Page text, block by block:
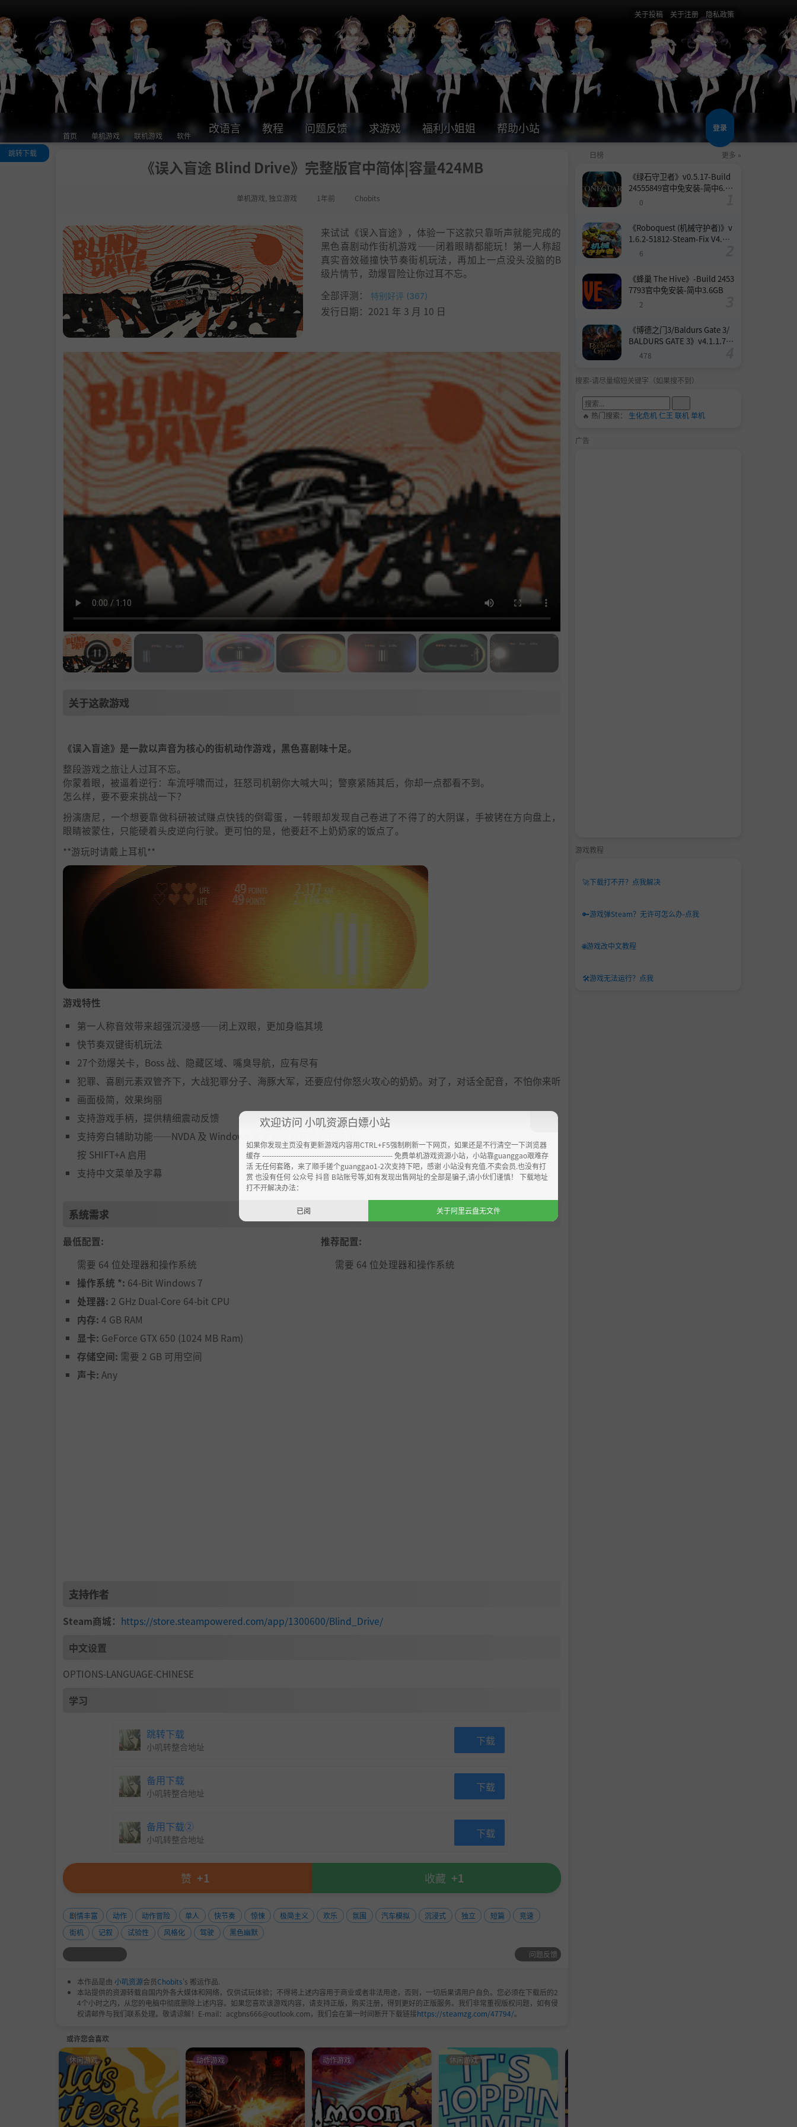
关于投稿 关于注册 隐私政策
首页 单机游戏 联机游戏 软件
改语言 教程 问题反馈 求游戏 福利小姐姐 帮助小站 登录
《误入盲途 Blind Drive》完整版官中简体|容量424MB
单机游戏 独立游戏 1年前 Chobits
跳转下载
来试试《误入盲途》，体验一下这款只靠听声就能完成的
黑色喜剧动作街机游戏——闭着眼睛都能玩！第一人称超
真实音效碰撞快节奏街机玩法，再加上一点没头没脑的B
级片情节，劲爆冒险让你过耳不忘。
全部评测：
特别好评 (367)
发行日期：2021 年 3 月 10 日
关于这款游戏
《误入盲途》是一款以声音为核心的街机动作游戏，黑色喜剧味十足。
整段游戏之旅让人过耳不忘。
你蒙着眼，被逼着逆行：车流呼啸而过，狂怒司机朝你大喊大叫；警察紧随其后，你却一点都看不到。
怎么样，要不要来挑战一下？
扮演唐尼，一个想要靠做科研被试赚点快钱的倒霉蛋，一转眼却发现自己卷进了不得了的大阴谋，手被铐在方向盘上，
眼睛被蒙住，只能硬着头皮逆向行驶。更可怕的是，他要赶不上奶奶家的饭点了。
**游玩时请戴上耳机**
游戏特性
第一人称音效带来超强沉浸感——闭上双眼，更加身临其境
快节奏双键街机玩法
27个劲爆关卡，Boss 战、隐藏区域、嘴臭导航，应有尽有
犯罪、喜剧元素双管齐下，大战犯罪分子、海豚大军，还要应付你怒火攻心的奶奶。对了，对话全配音，不怕你来听
画面极简，效果绚丽
支持游戏手柄，提供精细震动反馈
支持旁白辅助功能——NVDA 及 Windows 文本到语音转换均可使用。
按 SHIFT+A 启用
支持中文菜单及字幕
系统需求
最低配置:
需要 64 位处理器和操作系统
操作系统 *: 64-Bit Windows 7
处理器: 2 GHz Dual-Core 64-bit CPU
内存: 4 GB RAM
显卡: GeForce GTX 650 (1024 MB Ram)
存储空间: 需要 2 GB 可用空间
声卡: Any
推荐配置:
需要 64 位处理器和操作系统
支持作者
Steam商城： https://store.steampowered.com/app/1300600/Blind_Drive/
中文设置
OPTIONS-LANGUAGE-CHINESE
学习
跳转下载
小叽转整合地址 下载
备用下载
小叽转整合地址 下载
备用下载②
小叽转整合地址 下载
赞 +1 收藏 +1
剧情丰富 动作 动作冒险 单人 快节奏 惊悚 极简主义 欢乐 氛围 汽车模拟 沉浸式 独立 短篇
竞速
街机
记叙 试验性 风格化 驾驶 黑色幽默
问题反馈
本作品是由 小叽资源会员Chobits's 搬运作品.
本站提供的资源转载自国内外各大媒体和网络，仅供试玩体验；不得将上述内容用于商业或者非法用途，否则，一切后果请用户自负。您必须在下载后的2
4个小时之内，从您的电脑中彻底删除上述内容。如果您喜欢该游戏内容，请支持正版，购买注册，得到更好的正版服务。我们非常重视版权问题，如有侵
权请邮件与我们联系处理。敬请谅解！E-mail：acgbns666@outlook.com，我们会在第一时间断开下载链接https://steamzg.com/47794/。
或许您会喜欢
休闲游戏 动作游戏 动作游戏 休闲游戏
日榜 更多 »
《绿石守卫者》v0.5.17-Build
24555849官中免安装-简中6.6
0
《Roboquest (机械守护者)》v
1.6.2-51812-Steam-Fix V4.联
机版官中简体
6
《蜂巢 The Hive》-Build 2453
7793官中免安装-简中3.6GB
2
《博德之门3/Baldurs Gate 3/
BALDURS GATE 3》v4.1.1.739
8727-Build 24532579官中免安
478
搜索-请尽量缩短关键字（如果搜不到）
🔥 热门搜索： 生化危机仁王 联机单机
广告
游戏教程
🚀下载打不开？点我解决
🔑游戏弹Steam？无许可怎么办-点我
🌐游戏改中文教程
🛠️游戏无法运行？点我
欢迎访问 小叽资源白嫖小站
如果你发现主页没有更新游戏内容用CTRL+F5强制刷新一下网页，如果还是不行清空一下浏览器
缓存 ------------------------------------------------------- 免费单机游戏资源小站，小站靠guanggao艰难存
活 无任何套路，来了顺手搓个guanggao1-2次支持下吧，感谢 小站没有充值.不卖会员.也没有打
赏 也没有任何 公众号 抖音 B站账号等,如有发现出售网址的全部是骗子,请小伙们谨慎！ 下载地址
打不开解决办法：
已阅 关于阿里云盘无文件